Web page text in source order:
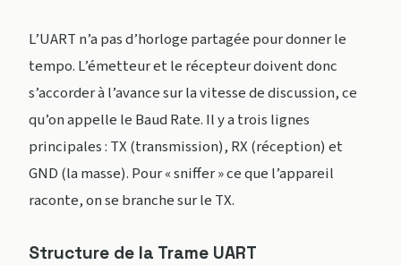
L’UART n’a pas d’horloge partagée pour donner le
tempo. L’émetteur et le récepteur doivent donc
s’accorder à l’avance sur la vitesse de discussion, ce
qu’on appelle le Baud Rate. Il y a trois lignes
principales : TX (transmission), RX (réception) et
GND (la masse). Pour « sniffer » ce que l’appareil
raconte, on se branche sur le TX.
Structure de la Trame UART